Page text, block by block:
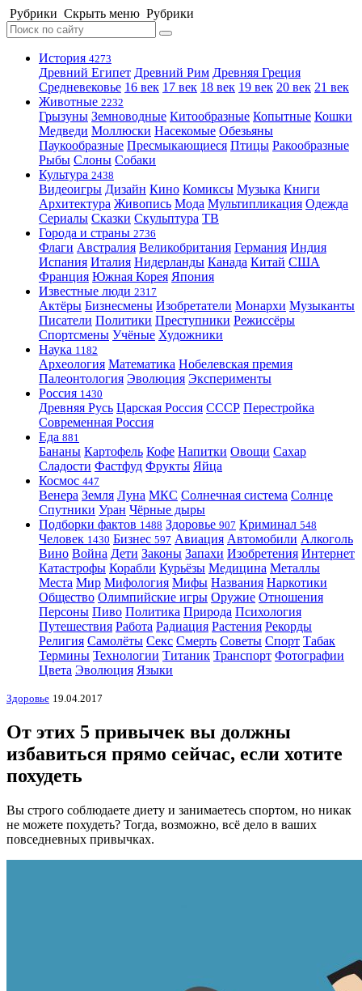
Рубрики Скрыть меню Рубрики
История 4273
Древний Египет Древний Рим Древняя Греция
Средневековье 16 век 17 век 18 век 19 век 20 век 21 век
Животные 2232
Грызуны Земноводные Китообразные Копытные Кошки
Медведи Моллюски Насекомые Обезьяны
Паукообразные Пресмыкающиеся Птицы Ракообразные
Рыбы Слоны Собаки
Культура 2438
Видеоигры Дизайн Кино Комиксы Музыка Книги
Архитектура Живопись Мода Мультипликация Одежда
Сериалы Сказки Скульптура ТВ
Города и страны 2736
Флаги Австралия Великобритания Германия Индия
Испания Италия Нидерланды Канада Китай США
Франция Южная Корея Япония
Известные люди 2317
Актёры Бизнесмены Изобретатели Монархи Музыканты
Писатели Политики Преступники Режиссёры
Спортсмены Учёные Художники
Наука 1182
Археология Математика Нобелевская премия
Палеонтология Эволюция Эксперименты
Россия 1430
Древняя Русь Царская Россия СССР Перестройка
Современная Россия
Еда 881
Бананы Картофель Кофе Напитки Овощи Сахар
Сладости Фастфуд Фрукты Яйца
Космос 447
Венера Земля Луна МКС Солнечная система Солнце
Спутники Уран Чёрные дыры
Подборки фактов 1488 Здоровье 907 Криминал 548
Человек 1430 Бизнес 597 Авиация Автомобили Алкоголь
Вино Война Дети Законы Запахи Изобретения Интернет
Катастрофы Корабли Курьёзы Медицина Металлы
Места Мир Мифология Мифы Названия Наркотики
Общество Олимпийские игры Оружие Отношения
Персоны Пиво Политика Природа Психология
Путешествия Работа Радиация Растения Рекорды
Религия Самолёты Секс Смерть Советы Спорт Табак
Термины Технологии Титаник Транспорт Фотографии
Цвета Эволюция Языки
Здоровье 19.04.2017
От этих 5 привычек вы должны
избавиться прямо сейчас, если хотите
похудеть
Вы строго соблюдаете диету и занимаетесь спортом, но никак
не можете похудеть? Тогда, возможно, всё дело в ваших
повседневных привычках.